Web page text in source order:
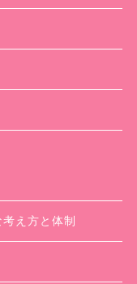
え方と体制